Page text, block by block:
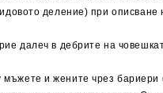
деление) при
далеч в дебрите на
и жените чрез бариери